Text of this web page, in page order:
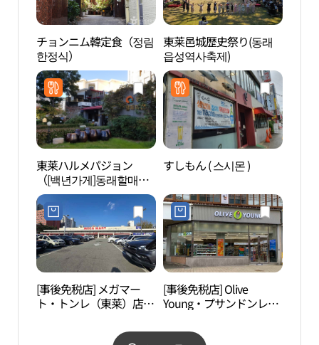
チョンニム韓定食（정림
한정식）
東莱邑城歴史祭り(동래
읍성역사축제)
東莱ハルメパジョン
（[백년가게]동래할매파
전）
すしもん ( 스시몬 )
[事後免税店] メガマー
ト・トンレ（東莱）店
[事後免税店] Olive
Young・プサンドンレ
영 부산동래점)